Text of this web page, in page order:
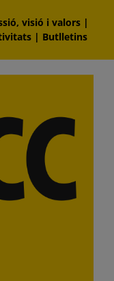
visió i valors |
| Butlletins